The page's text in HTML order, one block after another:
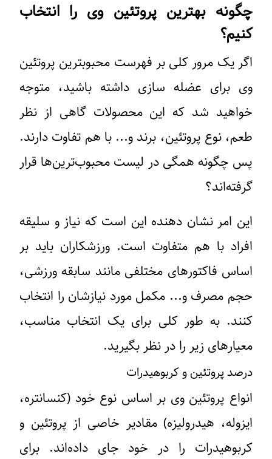
چگونه بهترین پروتئین وی را انتخاب
کنیم؟
اگر یک مرور کلی بر فهرست محبوبترین پروتئین
وی برای عضله سازی داشته باشید، متوجه
خواهید شد که این محصولات گاهی از نظر
طعم، نوع پروتئین، برند و... با هم تفاوت دارند.
پس چگونه همگی در لیست محبوب‌ترین‌ها قرار
گرفته‌اند؟
این امر نشان دهنده این است که نیاز و سلیقه
افراد با هم متفاوت است. ورزشکاران باید بر
اساس فاکتورهای مختلفی مانند سابقه ورزشی،
حجم مصرف و... مکمل مورد نیازشان را انتخاب
کنند. به طور کلی برای یک انتخاب مناسب،
معیارهای زیر را در نظر بگیرید.
درصد پروتئین و کربوهیدرات
انواع پروتئین وی بر اساس نوع خود (کنسانتره،
ایزوله، هیدرولیزه) مقادیر خاصی از پروتئین و
کربوهیدرات را در خود جای داده‌اند. برای